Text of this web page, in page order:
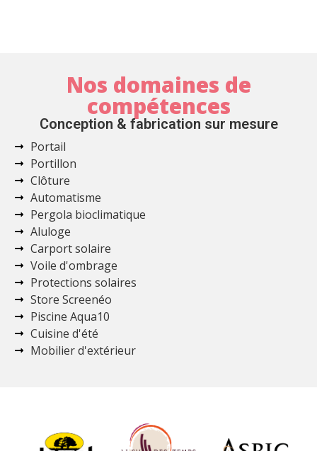
Nos domaines de
compétences
Conception & fabrication sur mesure
Portail
Portillon
Clôture
Automatisme
Pergola bioclimatique
Aluloge
Carport solaire
Voile d'ombrage
Protections solaires
Store Screenéo
Piscine Aqua10
Cuisine d'été
Mobilier d'extérieur